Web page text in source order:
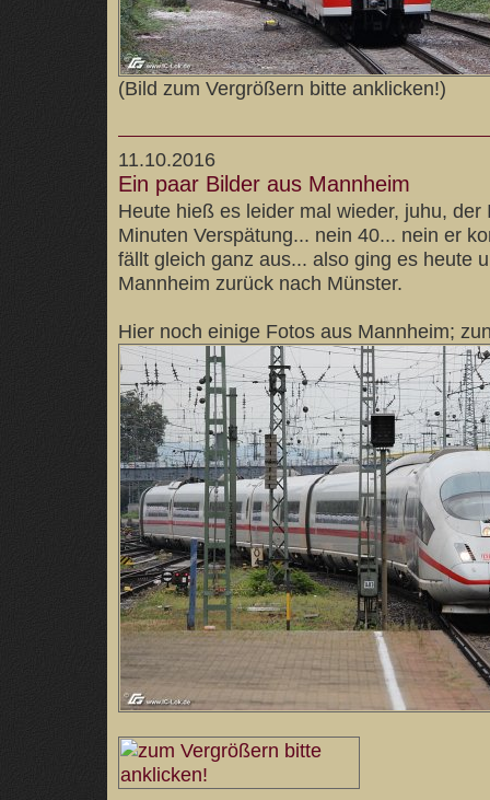
(Bild zum Vergrößern bitte anklicken!)
11.10.2016
Ein paar Bilder aus Mannheim
Heute hieß es leider mal wieder, juhu, der
Minuten Verspätung... nein 40... nein er
fällt gleich ganz aus... also ging es heute
Mannheim zurück nach Münster.
Hier noch einige Fotos aus Mannheim;